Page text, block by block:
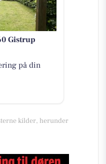
Gistrup
på din
kilder, herunder